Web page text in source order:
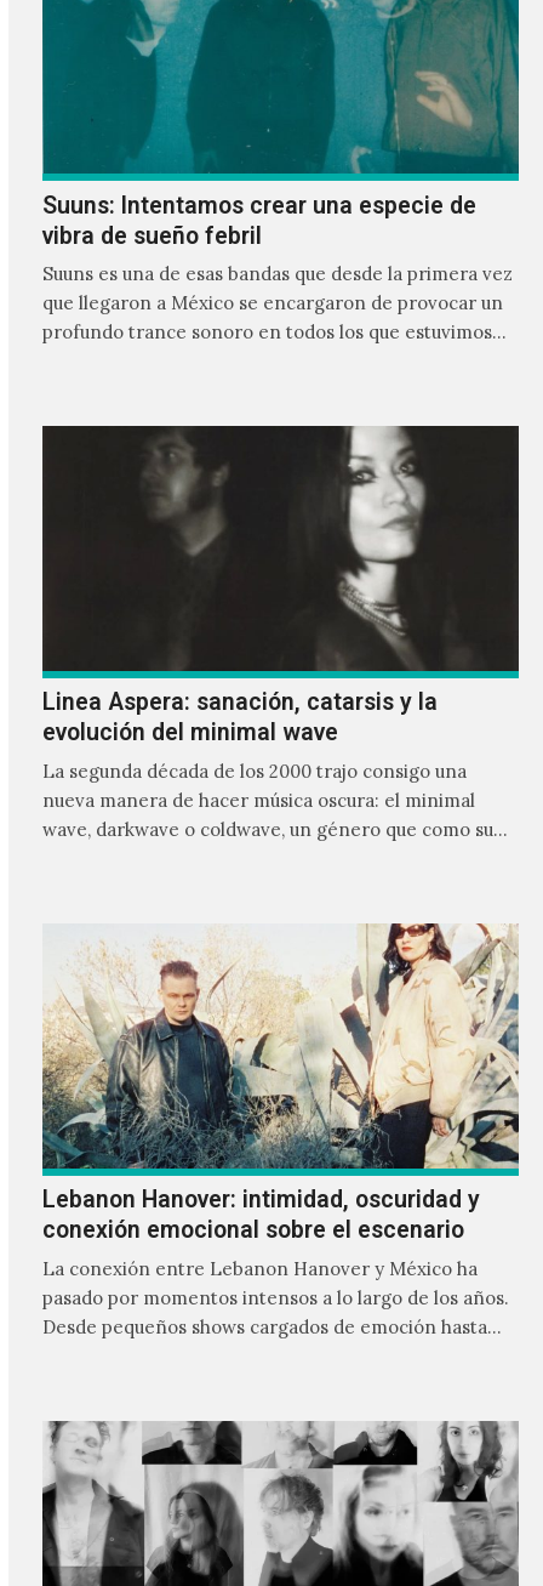
Suuns: Intentamos crear una especie de
vibra de sueño febril
Suuns es una de esas bandas que desde la primera vez
que llegaron a México se encargaron de provocar un
profundo trance sonoro en todos los que estuvimos
Linea Aspera: sanación, catarsis y la
evolución del minimal wave
La segunda década de los 2000 trajo consigo una
nueva manera de hacer música oscura: el minimal
wave, darkwave o coldwave, un género que como su
Lebanon Hanover: intimidad, oscuridad y
conexión emocional sobre el escenario
La conexión entre Lebanon Hanover y México ha
pasado por momentos intensos a lo largo de los años.
Desde pequeños shows cargados de emoción hasta
mezcla de post-punk, coldwave y letras
profundamente melancólicas.